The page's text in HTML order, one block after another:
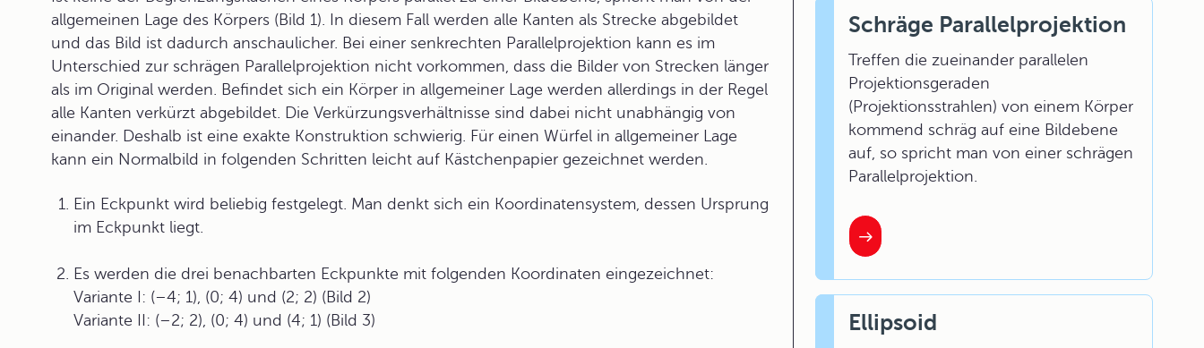
allgemeinen Lage des Körpers (Bild 1). In diesem Fall werden alle Kanten als Strecke abgebildet
und das Bild ist dadurch anschaulicher. Bei einer senkrechten Parallelprojektion kann es im
Unterschied zur schrägen Parallelprojektion nicht vorkommen, dass die Bilder von Strecken länger
als im Original werden. Befindet sich ein Körper in allgemeiner Lage werden allerdings in der Regel
alle Kanten verkürzt abgebildet. Die Verkürzungsverhältnisse sind dabei nicht unabhängig von
einander. Deshalb ist eine exakte Konstruktion schwierig. Für einen Würfel in allgemeiner Lage
kann ein Normalbild in folgenden Schritten leicht auf Kästchenpapier gezeichnet werden.
Ein Eckpunkt wird beliebig festgelegt. Man denkt sich ein Koordinatensystem, dessen Ursprung
im Eckpunkt liegt.
Es werden die drei benachbarten Eckpunkte mit folgenden Koordinaten eingezeichnet:
Variante I: (–4; 1), (0; 4) und (2; 2) (Bild 2)
Variante II: (–2; 2), (0; 4) und (4; 1) (Bild 3)
Schräge Parallelprojektion
Treffen die zueinander parallelen
Projektionsgeraden
(Projektionsstrahlen) von einem Körper
kommend schräg auf eine Bildebene
auf, so spricht man von einer schrägen
Parallelprojektion.
Ellipsoid